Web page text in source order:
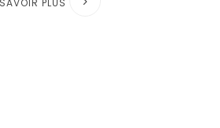
PLUS